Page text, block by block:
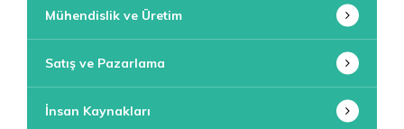
Mühendislik ve Üretim
Satış ve Pazarlama
İnsan Kaynakları